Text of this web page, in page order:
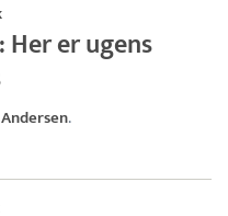
er ugens
.